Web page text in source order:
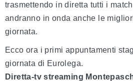
trasmettendo in diretta tutti i
andranno in onda anche le
giornata.
Ecco ora i primi appuntamenti
giornata di Eurolega.
Diretta-tv streaming